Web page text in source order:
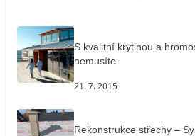
S kvalitní krytinou a
nemusíte
21. 7. 2015
Rekonstrukce střechy –